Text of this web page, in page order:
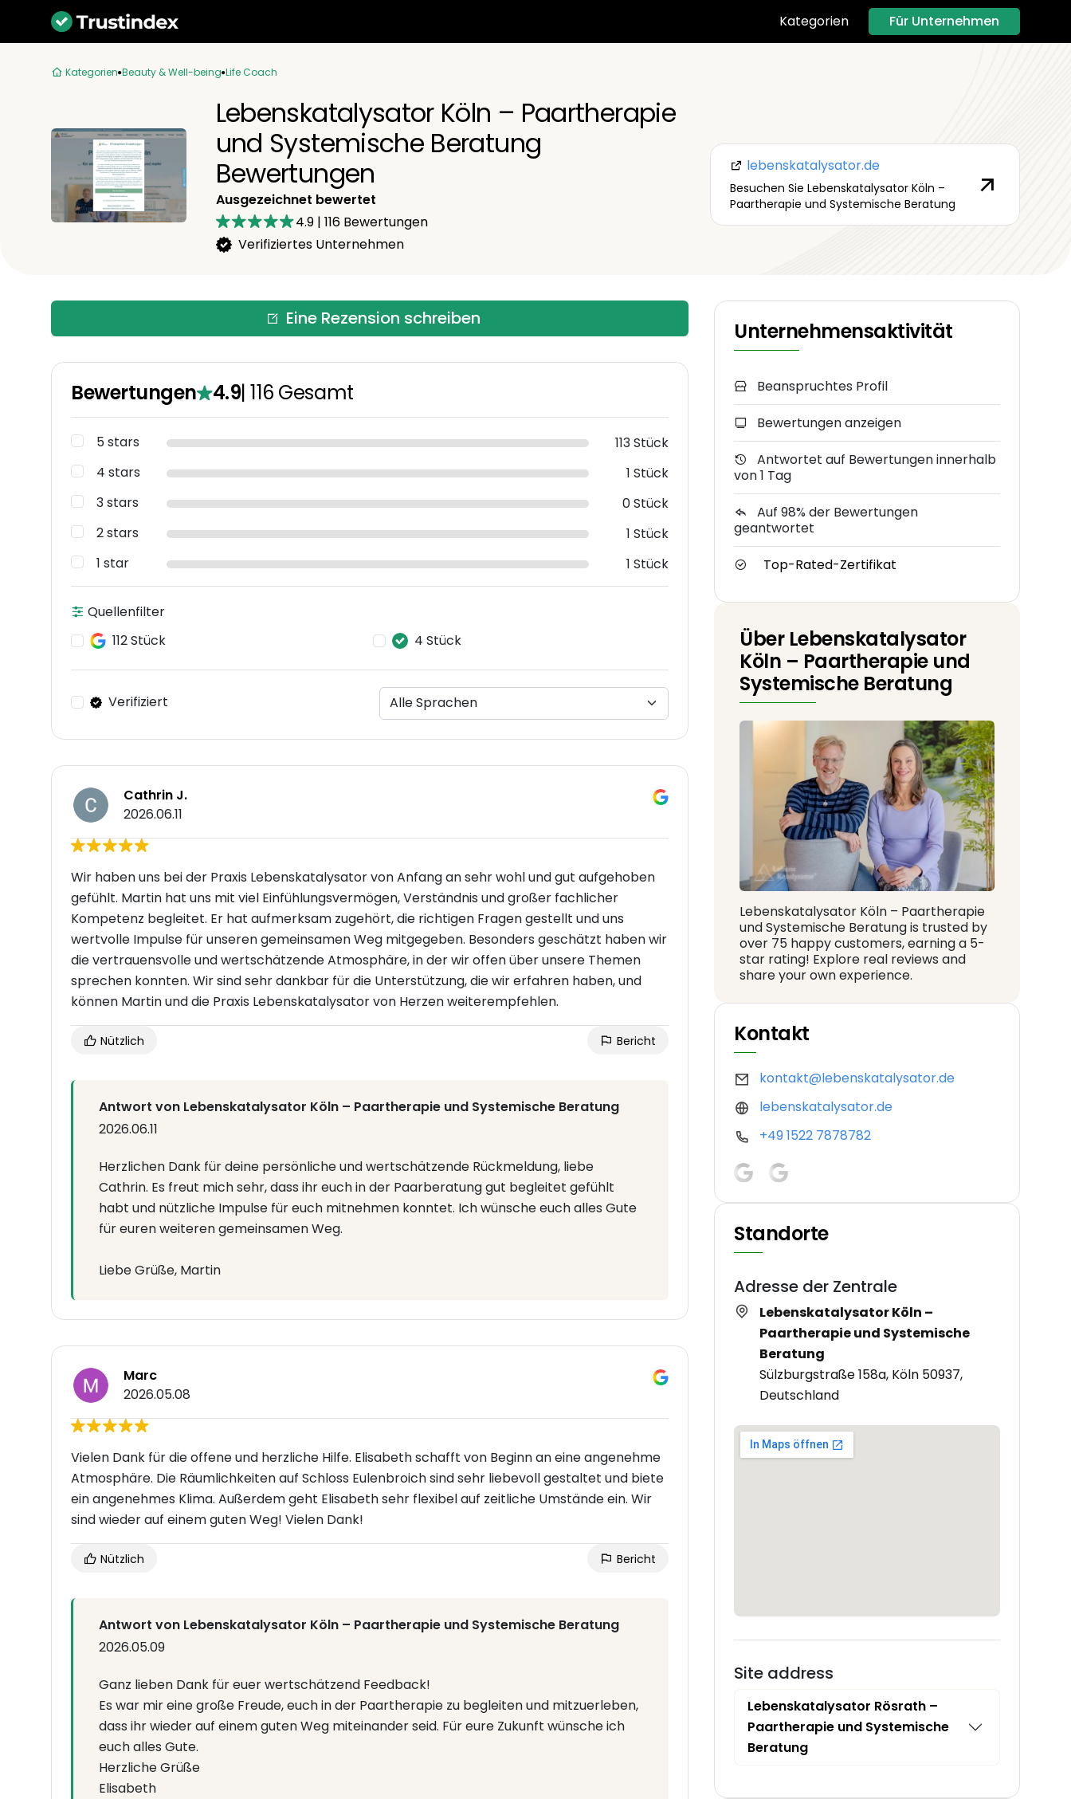
Kategorien Für Unternehmen
Kategorien Beauty & Well-being Life Coach
Lebenskatalysator Köln – Paartherapie
und Systemische Beratung
Bewertungen
Ausgezeichnet bewertet
4.9 | 116Bewertungen
Verifiziertes Unternehmen
lebenskatalysator.de
Besuchen Sie Lebenskatalysator Köln –
Paartherapie und Systemische Beratung
Eine Rezension schreiben
Bewertungen 4.9|116 Gesamt
5 stars
113 Stück
4 stars
1 Stück
3 stars
0 Stück
2 stars
1 Stück
1 star
1 Stück
Quellenfilter
112 Stück
4 Stück
Verifiziert
Cathrin J.
2026.06.11
Wir haben uns bei der Praxis Lebenskatalysator von Anfang an sehr wohl und gut aufgehoben
gefühlt. Martin hat uns mit viel Einfühlungsvermögen, Verständnis und großer fachlicher
Kompetenz begleitet. Er hat aufmerksam zugehört, die richtigen Fragen gestellt und uns
wertvolle Impulse für unseren gemeinsamen Weg mitgegeben. Besonders geschätzt haben wir
die vertrauensvolle und wertschätzende Atmosphäre, in der wir offen über unsere Themen
sprechen konnten. Wir sind sehr dankbar für die Unterstützung, die wir erfahren haben, und
können Martin und die Praxis Lebenskatalysator von Herzen weiterempfehlen.
Nützlich Bericht
Antwort von Lebenskatalysator Köln – Paartherapie und Systemische Beratung
2026.06.11
Herzlichen Dank für deine persönliche und wertschätzende Rückmeldung, liebe
Cathrin. Es freut mich sehr, dass ihr euch in der Paarberatung gut begleitet gefühlt
habt und nützliche Impulse für euch mitnehmen konntet. Ich wünsche euch alles Gute
für euren weiteren gemeinsamen Weg.
Liebe Grüße, Martin
Marc
2026.05.08
Vielen Dank für die offene und herzliche Hilfe. Elisabeth schafft von Beginn an eine angenehme
Atmosphäre. Die Räumlichkeiten auf Schloss Eulenbroich sind sehr liebevoll gestaltet und biete
ein angenehmes Klima. Außerdem geht Elisabeth sehr flexibel auf zeitliche Umstände ein. Wir
sind wieder auf einem guten Weg! Vielen Dank!
Nützlich Bericht
Antwort von Lebenskatalysator Köln – Paartherapie und Systemische Beratung
2026.05.09
Ganz lieben Dank für euer wertschätzend Feedback!
Es war mir eine große Freude, euch in der Paartherapie zu begleiten und mitzuerleben,
dass ihr wieder auf einem guten Weg miteinander seid. Für eure Zukunft wünsche ich
euch alles Gute.
Herzliche Grüße
Elisabeth
Unternehmensaktivität
Beanspruchtes Profil
Bewertungen anzeigen
Antwortet auf Bewertungen innerhalb
von 1 Tag
Auf 98% der Bewertungen
geantwortet
Top-Rated-Zertifikat
Über Lebenskatalysator
Köln – Paartherapie und
Systemische Beratung
Lebenskatalysator Köln – Paartherapie
und Systemische Beratung is trusted by
over 75 happy customers, earning a 5-
star rating! Explore real reviews and
share your own experience.
Kontakt
kontakt@lebenskatalysator.de
lebenskatalysator.de
+49 1522 7878782
Standorte
Adresse der Zentrale
Lebenskatalysator Köln –
Paartherapie und Systemische
Beratung
Sülzburgstraße 158a, Köln 50937,
Deutschland
Site address
Lebenskatalysator Rösrath –
Paartherapie und Systemische
Beratung